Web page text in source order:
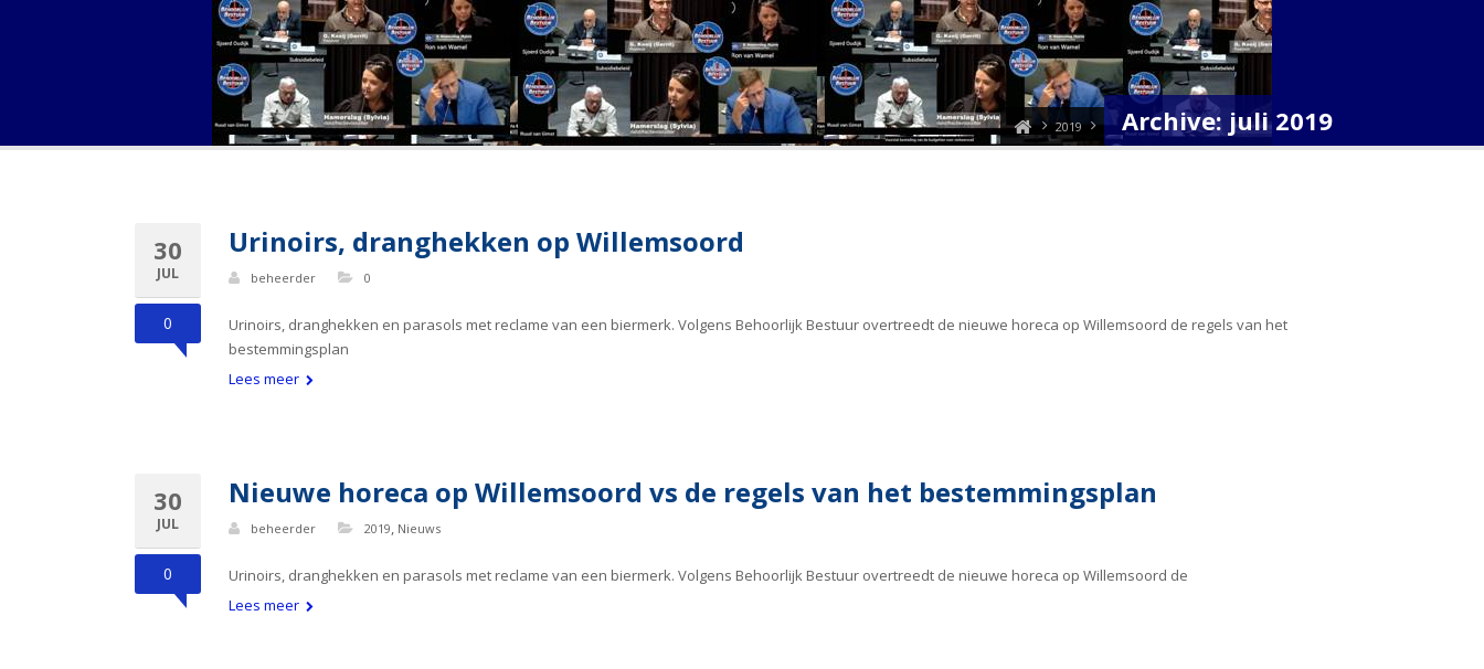
2019 Archive: juli 2019
30
JUL
0
Urinoirs, dranghekken op Willemsoord
beheerder 0
Urinoirs, dranghekken en parasols met reclame van een biermerk. Volgens Behoorlijk Bestuur overtreedt de nieuwe horeca op Willemsoord de regels van het
bestemmingsplan
Lees meer
30
JUL
0
Nieuwe horeca op Willemsoord vs de regels van het bestemmingsplan
beheerder 2019, Nieuws
Urinoirs, dranghekken en parasols met reclame van een biermerk. Volgens Behoorlijk Bestuur overtreedt de nieuwe horeca op Willemsoord de
Lees meer